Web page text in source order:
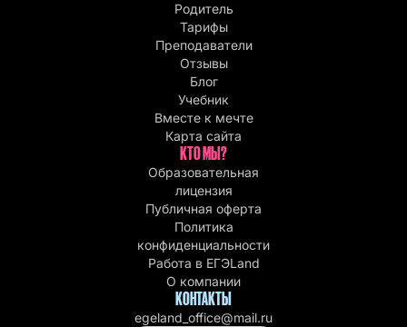
Родитель
Тарифы
Преподаватели
Отзывы
Блог
Учебник
Вместе к мечте
Карта сайта
КТО МЫ?
Образовательная
лицензия
Публичная оферта
Политика
конфиденциальности
Работа в EГЭLand
О компании
КОНТАКТЫ
egeland_office@mail.ru